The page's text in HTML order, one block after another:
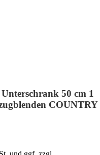
50 cm 1
COUNTRY